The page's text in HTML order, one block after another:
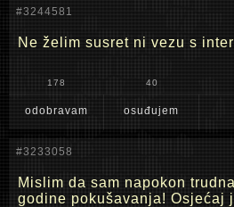
#3244581
Ne želim susret ni vezu s
178 40
odobravam osuđujem
#3233058
Mislim da sam napokon
godine pokušavanja! Osjećaj